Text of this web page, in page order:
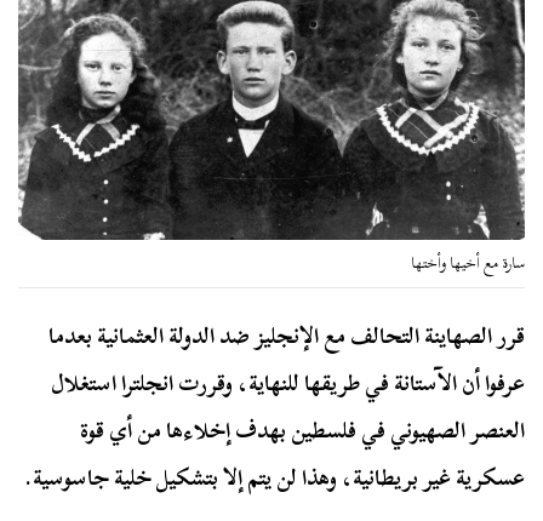
سارة مع أخيها وأختها
قرر الصهاينة التحالف مع الإنجليز ضد الدولة العثمانية بعدما
عرفوا أن الآستانة في طريقها للنهاية، وقررت انجلترا استغلال
العنصر الصهيوني في فلسطين بهدف إخلاءها من أي قوة
عسكرية غير بريطانية، وهذا لن يتم إلا بتشكيل خلية جاسوسية.